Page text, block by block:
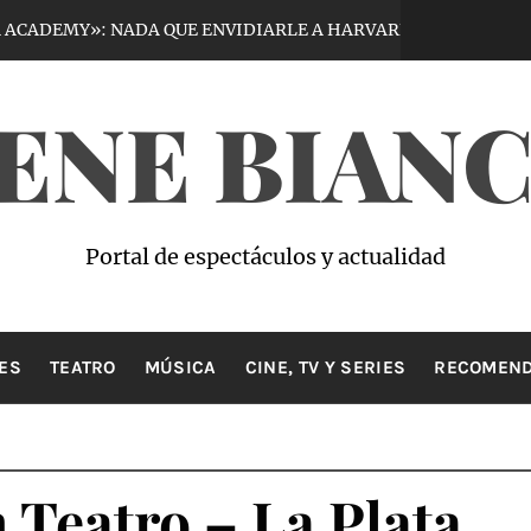
NADA QUE ENVIDIARLE A HARVARD 5 días hace
Portal de espectáculos y actualidad
TEATRO MÚSICA CINE, TV Y SERIES